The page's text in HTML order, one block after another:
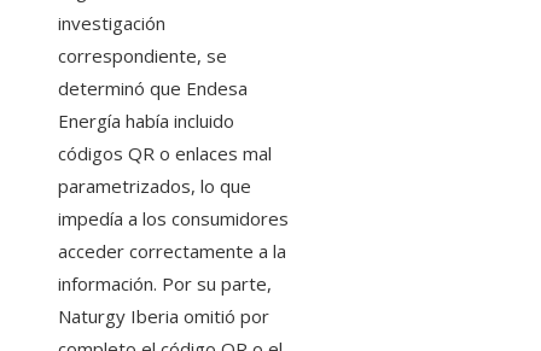
investigación
correspondiente, se
determinó que Endesa
Energía había incluido
códigos QR o enlaces mal
parametrizados, lo que
impedía a los consumidores
acceder correctamente a la
información. Por su parte,
Naturgy Iberia omitió por